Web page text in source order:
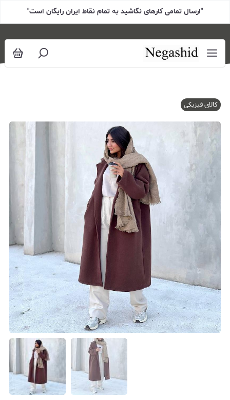
"ارسال تمامی کارهای نگاشید به تمام نقاط ایران رایگان است"
کالای فیزیکی